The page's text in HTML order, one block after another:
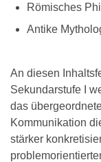
Römisches
Antike
An diesen
Sekundarstufe I
das
Kommunikation
stärker